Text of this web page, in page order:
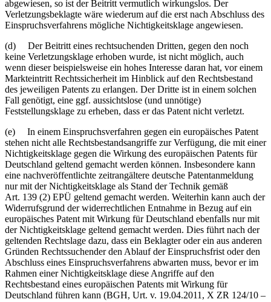
abgewiesen, so ist der Beitritt vermutlich wirkungslos. Der
Verletzungsbeklagte wäre wiederum auf die erst nach Abschluss des
Einspruchsverfahrens mögliche Nichtigkeitsklage angewiesen.
(d) Der Beitritt eines rechtsuchenden Dritten, gegen den noch
keine Verletzungsklage erhoben wurde, ist nicht möglich, auch
wenn dieser beispielsweise ein hohes Interesse daran hat, vor einem
Markteintritt Rechtssicherheit im Hinblick auf den Rechtsbestand
des jeweiligen Patents zu erlangen. Der Dritte ist in einem solchen
Fall genötigt, eine ggf. aussichtslose (und unnötige)
Feststellungsklage zu erheben, dass er das Patent nicht verletzt.
(e) In einem Einspruchsverfahren gegen ein europäisches Patent
stehen nicht alle Rechtsbestandsangriffe zur Verfügung, die mit einer
Nichtigkeitsklage gegen die Wirkung des europäischen Patents für
Deutschland geltend gemacht werden können. Insbesondere kann
eine nachveröffentlichte zeitrangältere deutsche Patentanmeldung
nur mit der Nichtigkeitsklage als Stand der Technik gemäß
Art. 139 (2) EPÜ geltend gemacht werden. Weiterhin kann auch der
Widerrufsgrund der widerrechtlichen Entnahme in Bezug auf ein
europäisches Patent mit Wirkung für Deutschland ebenfalls nur mit
der Nichtigkeitsklage geltend gemacht werden. Dies führt nach der
geltenden Rechtslage dazu, dass ein Beklagter oder ein aus anderen
Gründen Rechtssuchender den Ablauf der Einspruchsfrist oder den
Abschluss eines Einspruchsverfahrens abwarten muss, bevor er im
Rahmen einer Nichtigkeitsklage diese Angriffe auf den
Rechtsbestand eines europäischen Patents mit Wirkung für
Deutschland führen kann (BGH, Urt. v. 19.04.2011, X ZR 124/10 –